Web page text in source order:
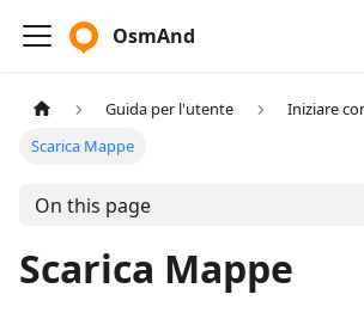
OsmAnd
Guida per l'utente
Iniziare
Scarica Mappe
On this page
Scarica Mappe